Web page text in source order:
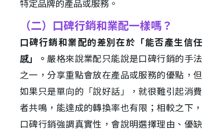
特定品牌的產品或服務。
（二）口碑行銷和業配一樣嗎？
口碑行銷和業配的差別在於「能否產生信任
感」。嚴格來說業配只能說是口碑行銷的手法
之一，分享重點會放在產品或服務的優點，但
如果只是單向的「說好話」，就很難引起消費
者共鳴，能達成的轉換率也有限；相較之下，
口碑行銷強調真實性，會說明選擇理由、優缺